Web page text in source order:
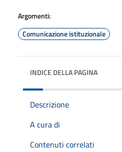
Argomenti:
Comunicazione istituzionale
INDICE DELLA PAGINA
Descrizione
A cura di
Contenuti correlati